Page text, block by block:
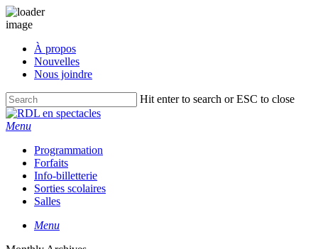
main
content
À propos
Nouvelles
Nous joindre
Hit enter to search or ESC to close
Close
Search
Menu
Programmation
Forfaits
Info-billetterie
Sorties scolaires
Salles
Menu